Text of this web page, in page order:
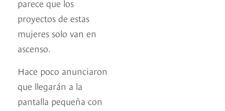
parece que los
proyectos de estas
mujeres solo van en
ascenso.
Hace poco anunciaron
que llegarán a la
pantalla pequeña con